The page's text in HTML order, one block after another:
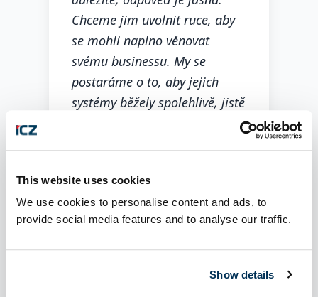
This website uses cookies
We use cookies to personalise content and ads, to
provide social media features and to analyse our traffic.
Show details
Chceme jim uvolnit ruce, aby
se mohli naplno věnovat
svému businessu. My se
postaráme o to, aby jejich
systémy běžely spolehlivě, jistě
bezproblémovost zajišťujeme
my.”